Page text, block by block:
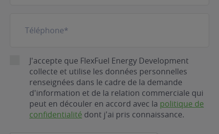
RGPDJ'accepte que FlexFuel Energy Development
collecte et utilise les données personnelles
renseignées dans le cadre de la demande
d'information et de la relation commerciale qui
peut en découler en accord avec la politique de
confidentialité dont j'ai pris connaissance.